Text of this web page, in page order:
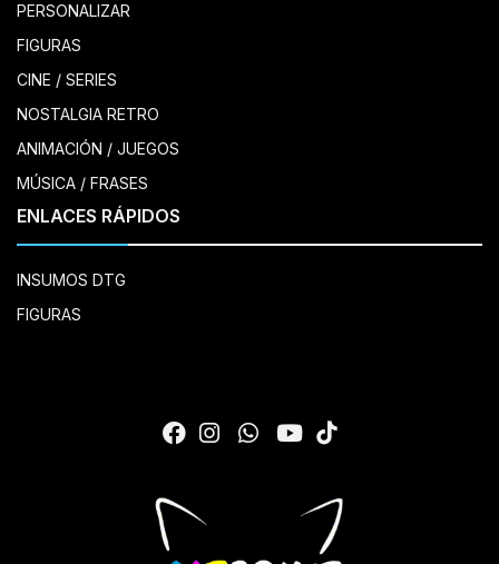
PERSONALIZAR
FIGURAS
CINE / SERIES
NOSTALGIA RETRO
ANIMACIÓN / JUEGOS
MÚSICA / FRASES
ENLACES RÁPIDOS
INSUMOS DTG
FIGURAS